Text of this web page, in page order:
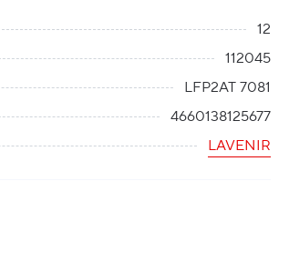
12
112045
LFP2AT 7081
4660138125677
LAVENIR